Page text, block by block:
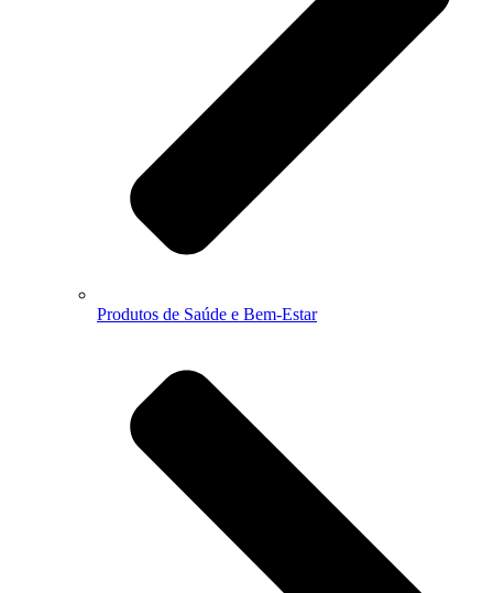
Produtos de Saúde e Bem-Estar